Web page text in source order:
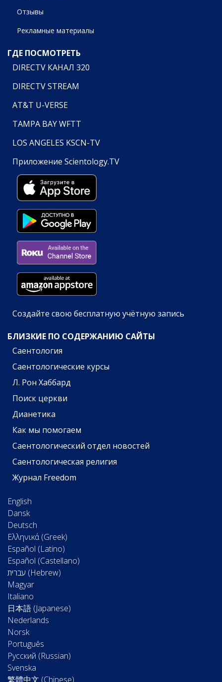
Отзывы
Рекламные материалы
ГДЕ ПОСМОТРЕТЬ
DIRECTV КАНАЛ 320
DIRECTV STREAM
AT&T U-VERSE
TAMPA BAY WFTT
LOS ANGELES KSCN-TV
Приложение Scientology.TV
Создайте свою бесплатную учётную запись
БЛИЗКИЕ ПО СОДЕРЖАНИЮ САЙТЫ
Саентология
Саентологические курсы
Л. Рон Хаббард
Поиск церкви
Дианетика
Как мы помогаем
Саентологический отдел новостей
Саентологическая религия
Журнал Freedom
English
Dansk
Deutsch
Ελληνικά (Greek)
Español (Latino)
Español (Castellano)
Magyar
Italiano
日本語 (Japanese)
Nederlands
Norsk
Português
Русский (Russian)
Svenska
繁體中文 (Chinese)